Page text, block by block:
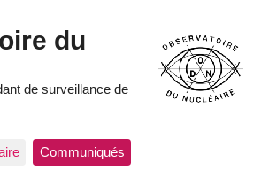
du
de surveillance de
Communiqués